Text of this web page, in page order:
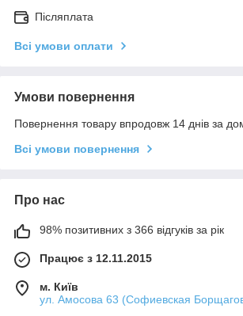
Післяплата
Всі умови оплати
Умови повернення
Повернення товару впродовж 14 днів за
Всі умови повернення
Про нас
98% позитивних з 366 відгуків за рік
Працює з 12.11.2015
м. Київ
ул. Амосова 63 (Софиевская